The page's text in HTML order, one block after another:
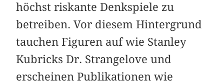
höchst riskante Denkspiele zu
betreiben. Vor diesem Hintergrund
tauchen Figuren auf wie Stanley
Kubricks Dr. Strangelove und
erscheinen Publikationen wie